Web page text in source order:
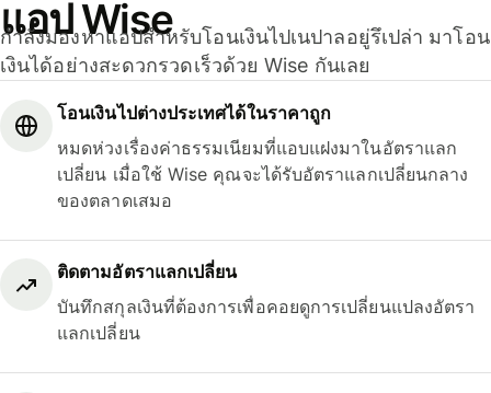
แอป Wise
กำลังมองหาแอปสำหรับโอนเงินไปเนปาลอยู่รึเปล่า มาโอน
เงินได้อย่างสะดวกรวดเร็วด้วย Wise กันเลย
โอนเงินไปต่างประเทศได้ในราคาถูก
หมดห่วงเรื่องค่าธรรมเนียมที่แอบแฝงมาในอัตราแลก
เปลี่ยน เมื่อใช้ Wise คุณจะได้รับอัตราแลกเปลี่ยนกลาง
ของตลาดเสมอ
ติดตามอัตราแลกเปลี่ยน
บันทึกสกุลเงินที่ต้องการเพื่อคอยดูการเปลี่ยนแปลงอัตรา
แลกเปลี่ยน